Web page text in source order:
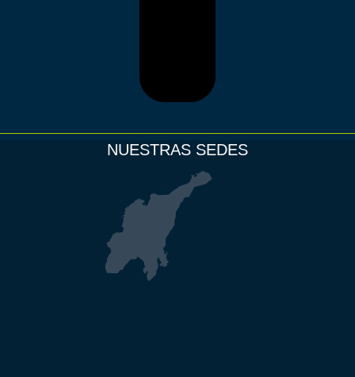
NUESTRAS SEDES